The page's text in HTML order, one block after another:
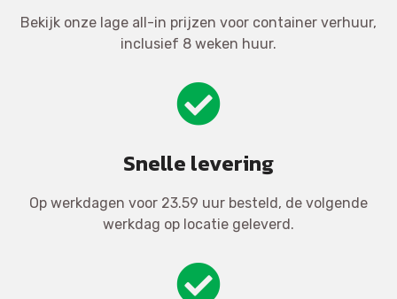
Bekijk onze lage all-in prijzen voor container verhuur,
inclusief 8 weken huur.
Snelle levering
Op werkdagen voor 23.59 uur besteld, de volgende
werkdag op locatie geleverd.